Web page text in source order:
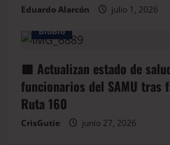
Eduardo Alarcón
julio 1, 2026
BioBio
🟥 Actualizan estado de
funcionarios del SAMU tras
Ruta 160
CrisGutie junio 27, 2026